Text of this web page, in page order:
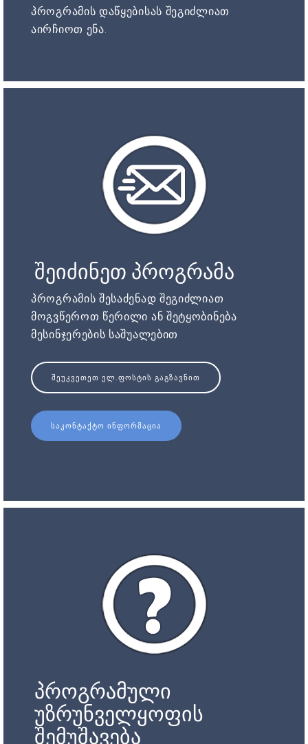
პროგრამის დაწყებისას შეგიძლიათ
აირჩიოთ ენა.
შეიძინეთ პროგრამა
პროგრამის შესაძენად შეგიძლიათ
მოგვწეროთ წერილი ან შეტყობინება
მესინჯერების საშუალებით
ᲨᲔᲣᲙᲕᲔᲗᲔᲗ ᲔᲚ.ᲤᲝᲡᲢᲘᲡ ᲒᲐᲒᲖᲐᲕᲜᲘᲗ
ᲡᲐᲙᲝᲜᲢᲐᲥᲢᲝ ᲘᲜᲤᲝᲠᲛᲐᲪᲘᲐ
პროგრამული
უზრუნველყოფის
შემუშავება